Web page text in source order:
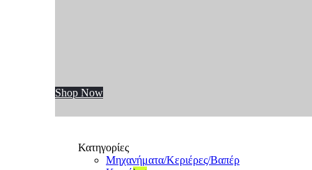
Shop Now
Κατηγορίες
Μηχανήματα/Κεριέρες/Βαπέρ